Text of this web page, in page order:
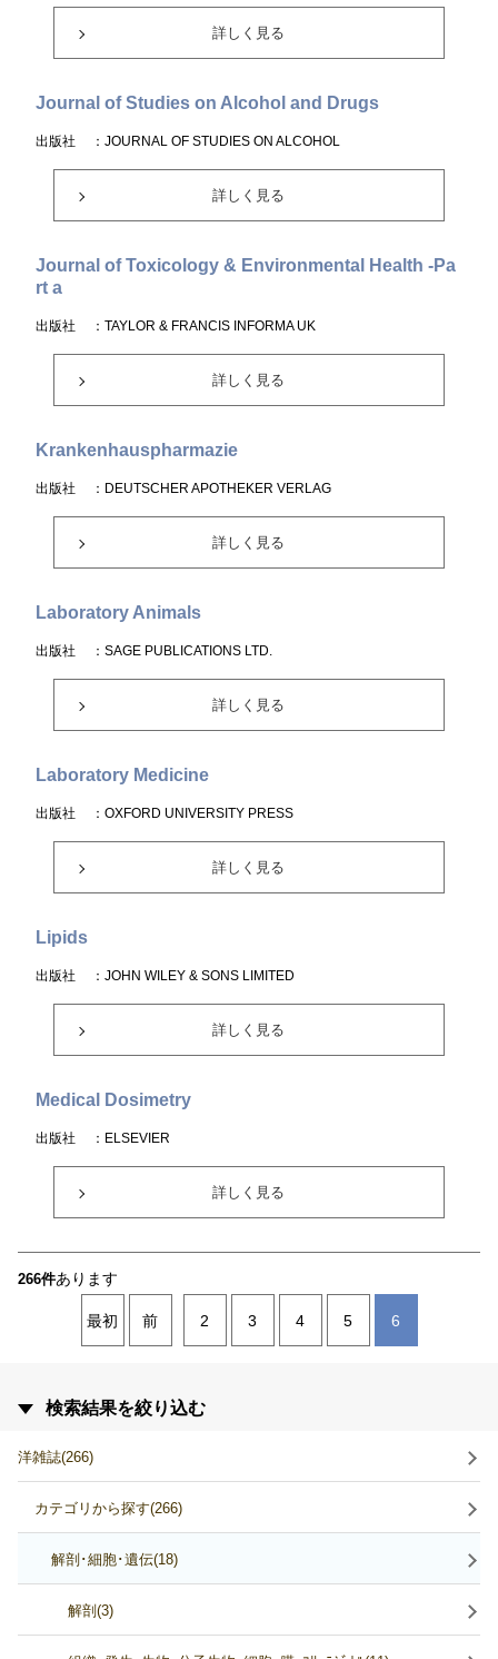
詳しく見る
Journal of Studies on Alcohol and Drugs
出版社 ：JOURNAL OF STUDIES ON ALCOHOL
詳しく見る
Journal of Toxicology & Environmental Health -Pa
rt a
出版社 ：TAYLOR & FRANCIS INFORMA UK
詳しく見る
Krankenhauspharmazie
出版社 ：DEUTSCHER APOTHEKER VERLAG
詳しく見る
Laboratory Animals
出版社 ：SAGE PUBLICATIONS LTD.
詳しく見る
Laboratory Medicine
出版社 ：OXFORD UNIVERSITY PRESS
詳しく見る
Lipids
出版社 ：JOHN WILEY & SONS LIMITED
詳しく見る
Medical Dosimetry
出版社 ：ELSEVIER
詳しく見る
266件あります
最初 前 2 3 4 5 6
検索結果を絞り込む
洋雑誌(266)
カテゴリから探す(266)
解剖･細胞･遺伝(18)
解剖(3)